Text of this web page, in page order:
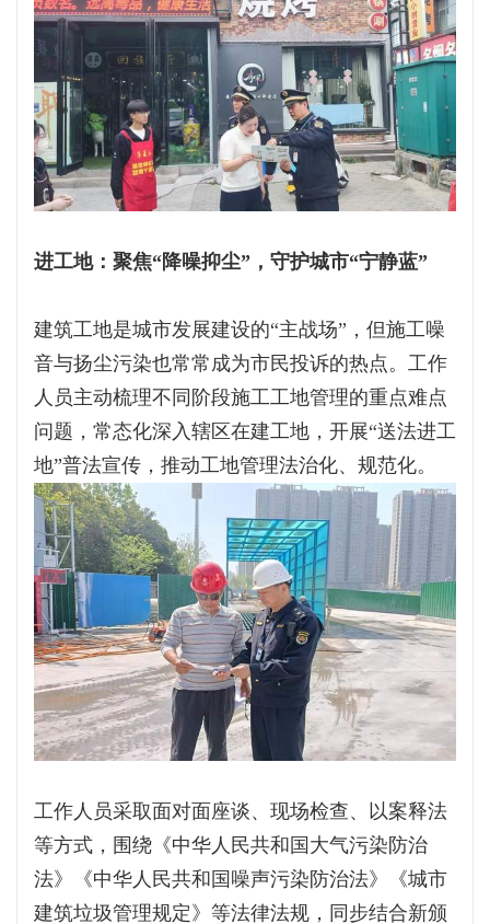
进工地：聚焦“降噪抑尘”，守护城市“宁静蓝”
建筑工地是城市发展建设的“主战场”，但施工噪
音与扬尘污染也常常成为市民投诉的热点。工作
人员主动梳理不同阶段施工工地管理的重点难点
问题，常态化深入辖区在建工地，开展“送法进工
地”普法宣传，推动工地管理法治化、规范化。
工作人员采取面对面座谈、现场检查、以案释法
等方式，围绕《中华人民共和国大气污染防治
法》《中华人民共和国噪声污染防治法》《城市
建筑垃圾管理规定》等法律法规，同步结合新颁